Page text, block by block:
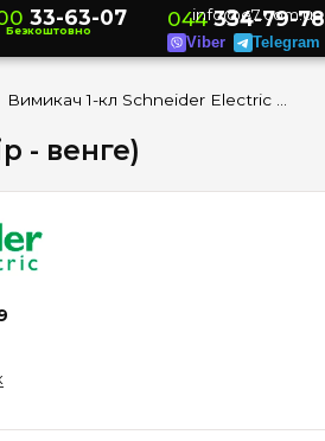
- венге)
33-63-07
Безкоштовно
info@e7.com.ua
044334-79-78
Viber Telegram